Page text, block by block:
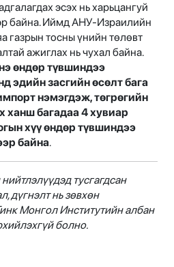
эсэх нь харьцангуй
байна. Иймд АНУ-Израилийн
газрын тосны үнийн төлөвт
ажиглах нь чухал байна.
өндөр түвшиндээ
эдийн засгийн өсөлт бага
нэмэгдэж, төгрөгийн
ханш багадаа 4 хувиар
хүү өндөр түвшиндээ
байна.
тусгагдсан
дүгнэлт нь зөвхөн
Монгол Институтийн албан
болно.